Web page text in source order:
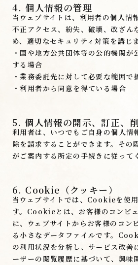
4. 個人情報の管理
当ウェブサイトは、利用者の個人情
不正アクセス、紛失、破壊、改ざん
め、適切なセキュリティ対策を講じま
・国や地方公共団体等の公的機関が
する場合
・業務委託先に対して必要な範囲で
・利用者から同意を得ている場合
5. 個人情報の開示、訂正、
利用者は、いつでもご自身の個人情
除を請求することができます。その
がご案内する所定の手続きに従って
6. Cookie（クッキー）
当ウェブサイトでは、Cookieを使
す。Cookieとは、お客様のコンピ
に、ウェブサイトからお客様のコン
る小さなデータファイルです。
の利用状況を分析し、サービス改善
ーザーの閲覧履歴に基づいて、興味